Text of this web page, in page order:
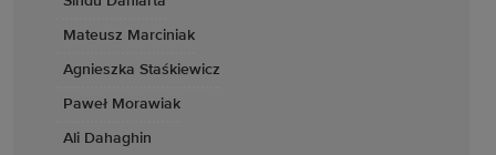
Mateusz Marciniak
Agnieszka Staśkiewicz
Paweł Morawiak
Ali Dahaghin